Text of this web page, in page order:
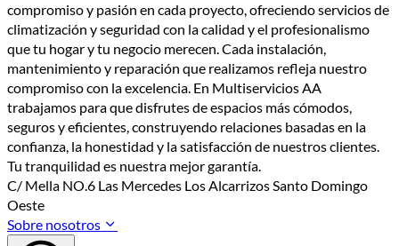
compromiso y pasión en cada proyecto, ofreciendo servicios de
climatización y seguridad con la calidad y el profesionalismo
que tu hogar y tu negocio merecen. Cada instalación,
mantenimiento y reparación que realizamos refleja nuestro
compromiso con la excelencia. En Multiservicios AA
trabajamos para que disfrutes de espacios más cómodos,
seguros y eficientes, construyendo relaciones basadas en la
confianza, la honestidad y la satisfacción de nuestros clientes.
Tu tranquilidad es nuestra mejor garantía.
C/ Mella NO.6 Las Mercedes Los Alcarrizos Santo Domingo
Oeste
Sobre nosotros